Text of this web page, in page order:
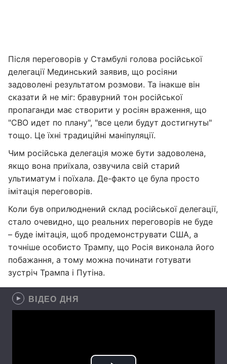
Після переговорів у Стамбулі голова російської
делегації Мединський заявив, що росіяни
задоволені результатом розмови. Та інакше він
сказати й не міг: бравурний тон російської
пропаганди має створити у росіян враження, що
"СВО идет по плану", "все цели будут достигнуты"
тощо. Це їхні традиційні маніпуляції.
Чим російська делегація може бути задоволена,
якщо вона приїхала, озвучила свій старий
ультиматум і поїхала. Де-факто це була просто
імітація переговорів.
Коли був оприлюднений склад російської делегації,
стало очевидно, що реальних переговорів не буде
– буде імітація, щоб продемонструвати США, а
точніше особисто Трампу, що Росія виконала його
побажання, а тому можна починати готувати
зустріч Трампа і Путіна.
ВІДЕО ДНЯ